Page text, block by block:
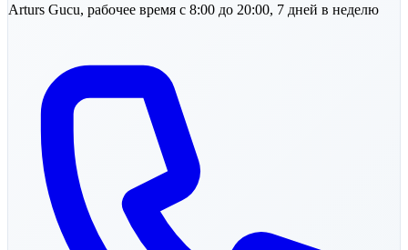
Arturs Gucu, рабочее время с 8:00 до 20:00, 7 дней в неделю